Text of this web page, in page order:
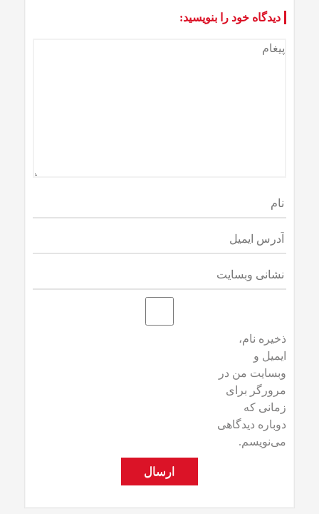
دیدگاه خود را بنویسید:
ذخیره نام،
ایمیل و
وبسایت من در
مرورگر برای
زمانی که
دوباره دیدگاهی
می‌نویسم.